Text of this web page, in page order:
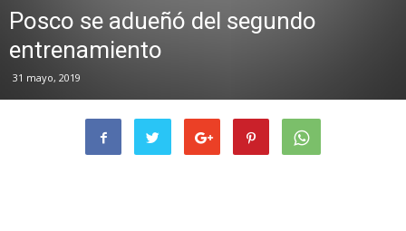
Posco se adueñó del segundo
entrenamiento
31 mayo, 2019